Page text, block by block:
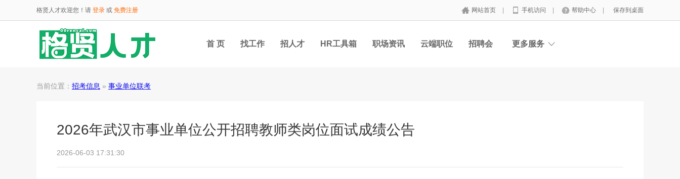
格贤人才欢迎您！请 登录 或 免费注册 网站首页 手机访问 帮助中心 保存到桌面
首 页 找工作 招人才 HR工具箱 职场资讯 云端职位 招聘会 更多服务
当前位置： 招考信息 » 事业单位联考
2026年武汉市事业单位公开招聘教师类岗位面试成绩公告
2026-06-03 17:31:30